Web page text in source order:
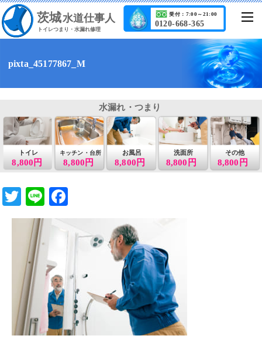
茨城水道仕事人
トイレつまり・水漏れ修理
0120-668-365
受付：7:00～21:00
pixta_45177867_M
8,800円
トイレ
8,800円
キッチン・台所 お風呂
8,800円
洗面所
8,800円
その他
8,800円
水漏れ・つまり
T
wi
tt
er
Li
n
c
b
o
o
k